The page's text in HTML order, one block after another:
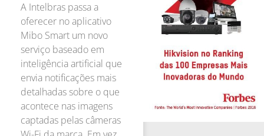
A Intelbras passa a
oferecer no aplicativo
Mibo Smart um novo
serviço baseado em
inteligência artificial que
envia notificações mais
detalhadas sobre o que
acontece nas imagens
captadas pelas câmeras